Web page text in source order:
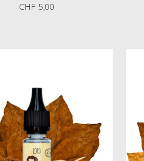
CHF 5,00